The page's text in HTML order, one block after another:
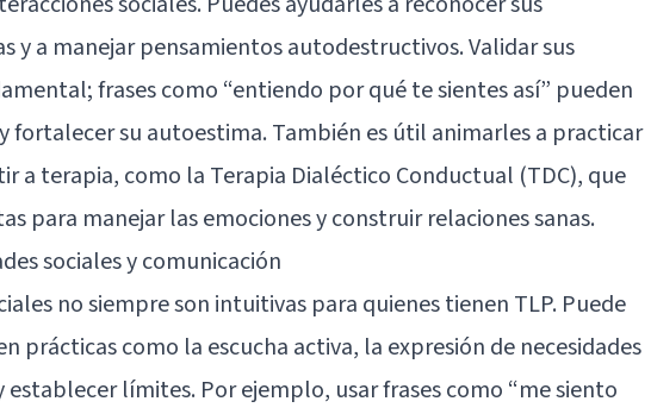
y a manejar pensamientos autodestructivos. Validar sus
frases como “entiendo por qué te sientes así” pueden
fortalecer su autoestima. También es útil animarles a practicar
a terapia, como la Terapia Dialéctico Conductual (TDC), que
para manejar las emociones y construir relaciones sanas.
sociales y comunicación
no siempre son intuitivas para quienes tienen TLP. Puede
prácticas como la escucha activa, la expresión de necesidades
establecer límites. Por ejemplo, usar frases como “me siento